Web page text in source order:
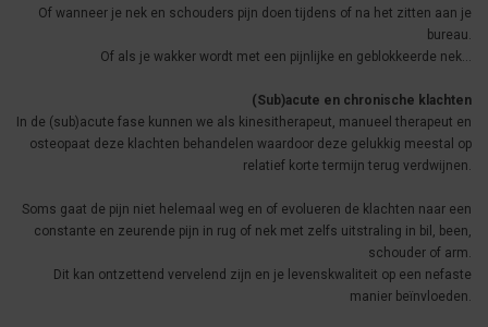
Of wanneer je nek en schouders pijn doen tijdens of na het zitten aan je
bureau.
Of als je wakker wordt met een pijnlijke en geblokkeerde nek…
(Sub)acute en chronische klachten
In de (sub)acute fase kunnen we als kinesitherapeut, manueel therapeut en
osteopaat deze klachten behandelen waardoor deze gelukkig meestal op
relatief korte termijn terug verdwijnen.
Soms gaat de pijn niet helemaal weg en of evolueren de klachten naar een
constante en zeurende pijn in rug of nek met zelfs uitstraling in bil, been,
schouder of arm.
Dit kan ontzettend vervelend zijn en je levenskwaliteit op een nefaste
manier beïnvloeden.